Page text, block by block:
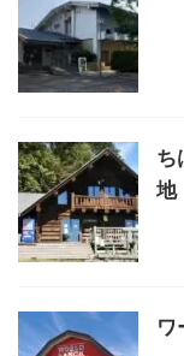
ち
地
ワ